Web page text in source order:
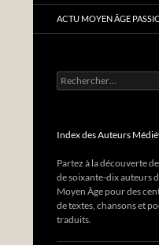
ACTU MOYEN ÂGE
Rechercher :
Index des Auteurs
Partez à la découverte
de soixante-dix auteurs
Moyen Âge pour des
de textes, chansons et
traduits.